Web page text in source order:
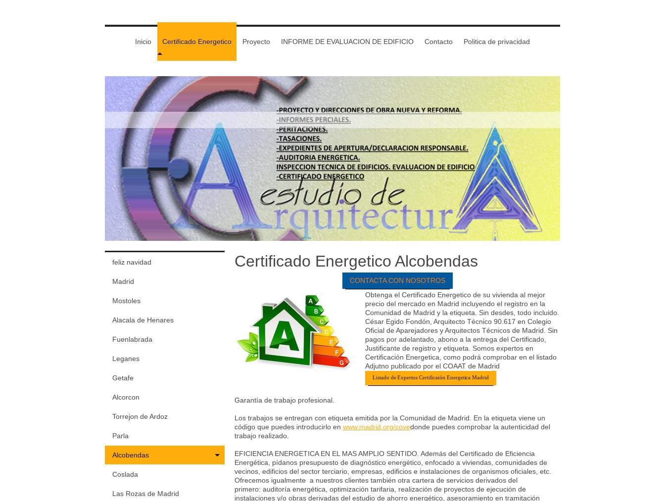
Inicio Certificado Energetico Proyecto INFORME DE EVALUACION DE EDIFICIO Contacto Politica de privacidad
Certificado Energetico Alcobendas
CONTACTA CON NOSOTROS
Obtenga el Certificado Energetico de su vivienda al mejor
precio del mercado en Madrid incluyendo el registro en la
Comunidad de Madrid y la etiqueta. Sin desdes, todo incluido.
César Egido Fondón, Arquitecto Técnico 90.617 en Colegio
Oficial de Aparejadores y Arquitectos Técnicos de Madrid. Sin
pagos por adelantado, abono a la entrega del Certificado,
Justificante de registro y etiqueta. Somos expertos en
Certificación Energetica, como podrá comprobar en el listado
Adjutno publicado por el COAAT de Madrid
Listado de Expertos Certificaión Energetica Madrid
Garantía de trabajo profesional.
Los trabajos se entregan con etiqueta emitida por la Comunidad de Madrid. En la etiqueta viene un
código que puedes introducirlo enwww.madrid.org/covedonde puedes comprobar la autenticidad del
trabajo realizado.
EFICIENCIA ENERGETICA EN EL MAS AMPLIO SENTIDO. Además del Certificado de Eficiencia
Energética, pídanos presupuesto de diagnóstico energético, enfocado a viviendas, comunidades de
vecinos, edificios del sector terciario, empresas, edificios e instalaciones de organismos oficiales, etc.
Ofrecemos igualmente a nuestros clientes también otra cartera de servicios derivados del
primero: auditoría energética, optimización tarifaria, realización de proyectos de ejecución de
instalaciones y/o obras derivadas del estudio de ahorro energético, asesoramiento en tramitación
feliz navidad
Madrid
Mostoles
Alacala de Henares
Fuenlabrada
Leganes
Getafe
Alcorcon
Torrejon de Ardoz
Parla
Alcobendas
Coslada
Las Rozas de Madrid